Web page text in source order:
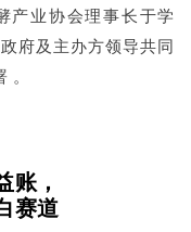
产业协会理事长于学
府及主办方领导共同
账，
赛道